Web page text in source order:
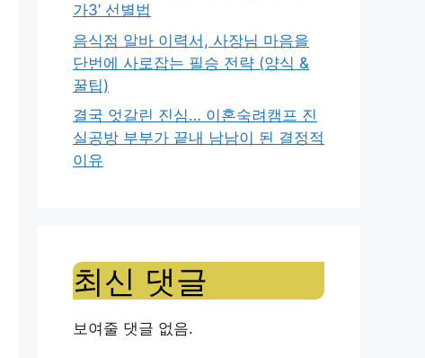
가3’ 선별법
음식점 알바 이력서, 사장님 마음을
단번에 사로잡는 필승 전략 (양식 &
꿀팁)
결국 엇갈린 진심… 이혼숙려캠프 진
실공방 부부가 끝내 남남이 된 결정적
이유
최신 댓글
보여줄 댓글 없음.